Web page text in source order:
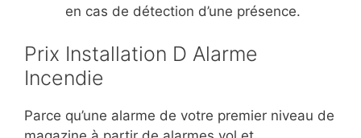
en cas de détection d’une présence.
Prix Installation D Alarme
Incendie
Parce qu’une alarme de votre premier niveau de